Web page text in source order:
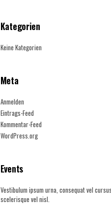
Kategorien
Keine Kategorien
Meta
Anmelden
Eintrags-Feed
Kommentar-Feed
WordPress.org
Events
Vestibulum ipsum urna, consequat vel
scelerisque vel nisl.